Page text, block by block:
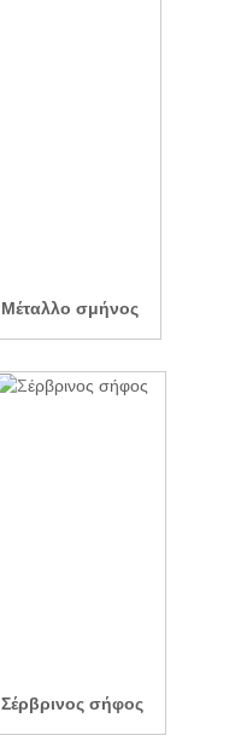
Μέταλλο σμήνος
Σέρβρινος σήφος